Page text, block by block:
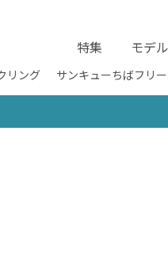
特集 モデ
リング サンキューちばフリ